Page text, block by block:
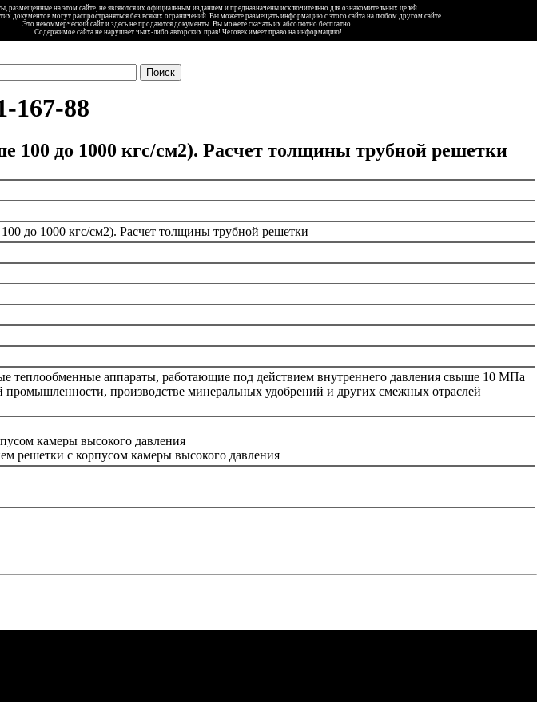
размещенные на этом сайте, не являются их официальным изданием и предназначены исключительно для ознакомительных целей.
документов могут распространяться без всяких ограничений. Вы можете размещать информацию с этого сайта на любом другом сайте.
Это некоммерческий сайт и здесь не продаются документы. Вы можете скачать их абсолютно бесплатно!
Содержимое сайта не нарушает чьих-либо авторских прав! Человек имеет право на информацию!
167-88
до 1000 кгс/см2). Расчет толщины трубной решетки
до 1000 кгс/см2). Расчет толщины трубной решетки
теплообменные аппараты, работающие под действием внутреннего давления свыше 10 МПа
производстве минеральных удобрений и других смежных отраслей
камеры высокого давления
решетки с корпусом камеры высокого давления